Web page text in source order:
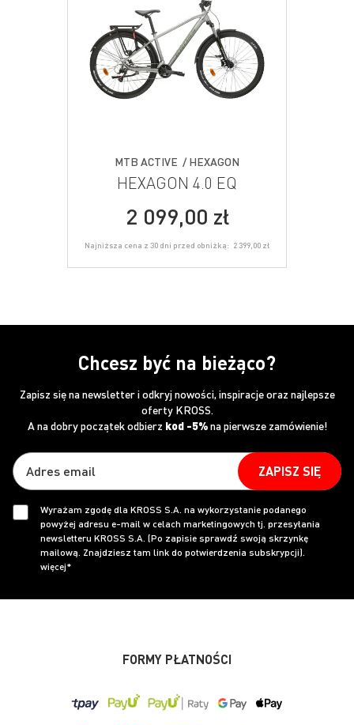
MTB ACTIVE / HEXAGON
HEXAGON 4.0 EQ
2 099,00 zł
Najniższa cena z 30 dni przed obniżką: 2 399,00 zł
Chcesz być na bieżąco?
Zapisz się na newsletter i odkryj nowości, inspiracje oraz najlepsze
oferty KROSS.
A na dobry początek odbierz kod -5%na pierwsze zamówienie!
ZAPISZ SIĘ
Wyrażam zgodę dla KROSS S.A. na wykorzystanie podanego
powyżej adresu e-mail w celach marketingowych tj. przesyłania
newsletteru KROSS S.A. (Po zapisie sprawdź swoją skrzynkę
mailową. Znajdziesz tam link do potwierdzenia subskrypcji).
więcej*
FORMY PŁATNOŚCI